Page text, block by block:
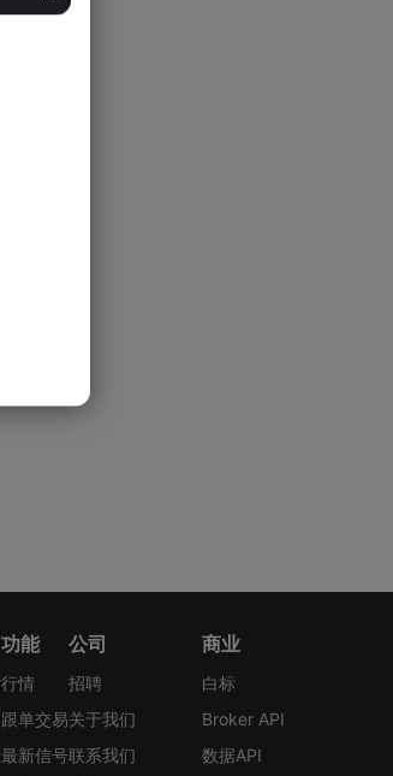
功能
行情
跟单交易
最新信号
公司
招聘
关于我们
联系我们
商业
白标
Broker API
数据API